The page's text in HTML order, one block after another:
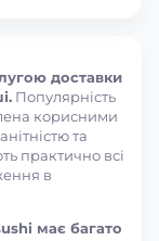
доставки
Популярність
корисними
та
практично всі
в
має багато